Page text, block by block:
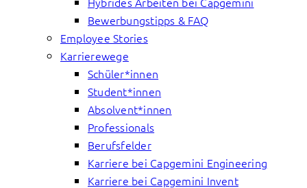
Bewerbungstipps & FAQ
Employee Stories
Karrierewege
Schüler*innen
Student*innen
Absolvent*innen
Professionals
Berufsfelder
Karriere bei Capgemini Engineering
Karriere bei Capgemini Invent